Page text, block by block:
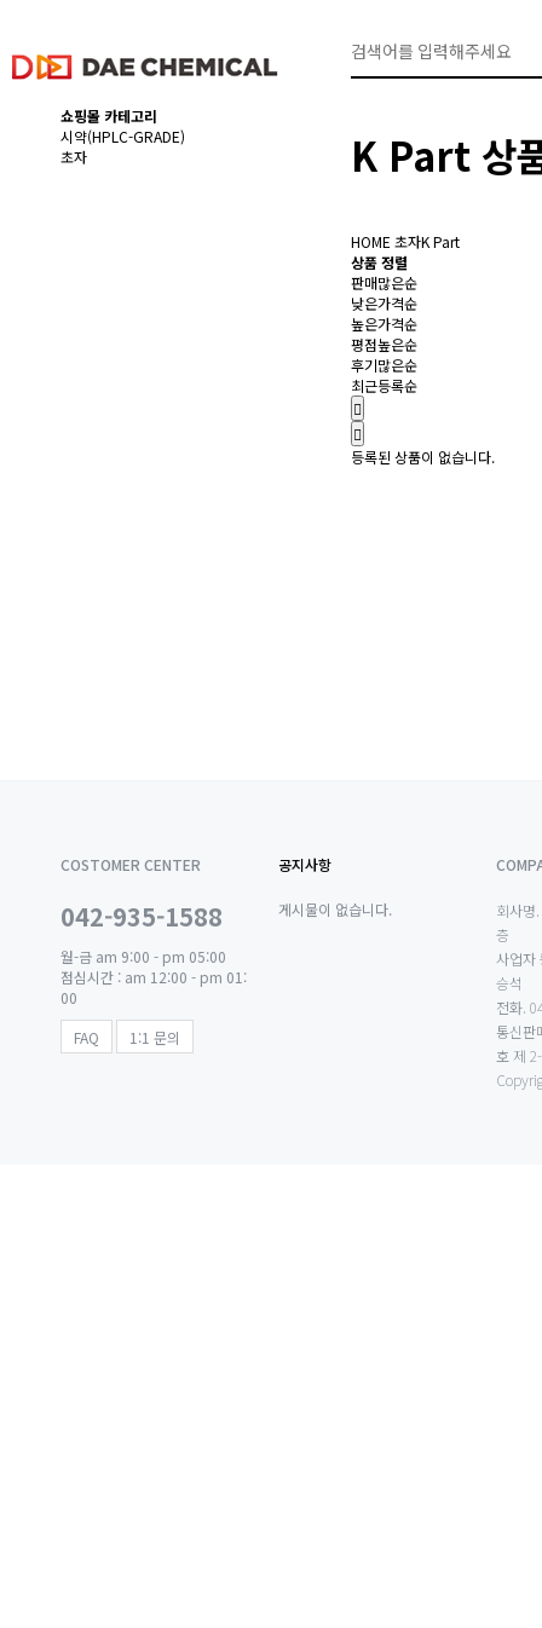
쇼핑몰 카테고리
시약(HPLC-GRADE)
초자
K Part 상
HOME 초자K Part
상품 정렬
판매많은순
낮은가격순
높은가격순
평점높은순
후기많은순
최근등록순
등록된 상품이 없습니다.
COSTOMER CENTER
042-935-1588
월-금 am 9:00 - pm 05:00
점심시간 : am 12:00 - pm 01:
00
FAQ
1:1 문의
공지사항
게시물이 없습니다. 회사명.
층
사업자
승석
전화.
통신판
호 제